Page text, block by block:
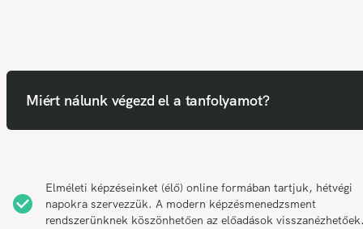
Miért nálunk végezd el a tanfolyamot?
Elméleti képzéseinket (élő) online formában tartjuk, hétvégi
napokra szervezzük. A modern képzésmenedzsment
rendszerünknek köszönhetően az előadások